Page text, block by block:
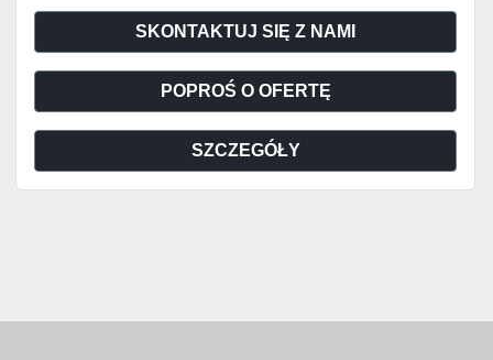
SKONTAKTUJ SIĘ Z NAMI
POPROŚ O OFERTĘ
SZCZEGÓŁY